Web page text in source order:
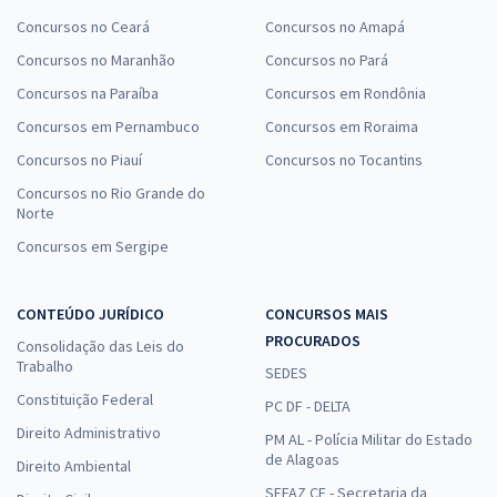
Concursos no Ceará
Concursos no Maranhão
Concursos na Paraíba
Concursos em Pernambuco
Concursos no Piauí
Concursos no Rio Grande do
Norte
Concursos em Sergipe
Concursos no Amapá
Concursos no Pará
Concursos em Rondônia
Concursos em Roraima
Concursos no Tocantins
CONTEÚDO JURÍDICO
Consolidação das Leis do
Trabalho
Constituição Federal
Direito Administrativo
Direito Ambiental
CONCURSOS MAIS
PROCURADOS
SEDES
PC DF - DELTA
PM AL - Polícia Militar do Estado
de Alagoas
SEFAZ CE - Secretaria da